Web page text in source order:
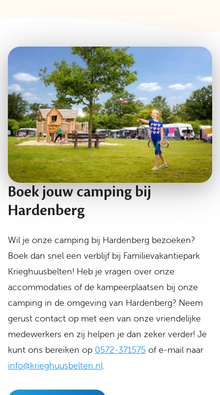
Boek jouw camping bij
Hardenberg
Wil je onze camping bij Hardenberg bezoeken?
Boek dan snel een verblijf bij Familievakantiepark
Krieghuusbelten! Heb je vragen over onze
accommodaties of de kampeerplaatsen bij onze
camping in de omgeving van Hardenberg? Neem
gerust contact op met een van onze vriendelijke
medewerkers en zij helpen je dan zeker verder! Je
kunt ons bereiken op 0572-371575 of e-mail naar
info@krieghuusbelten.nl